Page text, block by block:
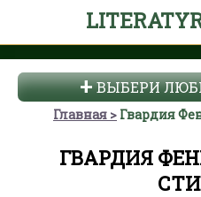
ВЫБЕРИ
Главная Гвардия
ГВАРДИЯ